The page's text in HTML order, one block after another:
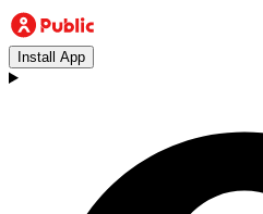
Install App